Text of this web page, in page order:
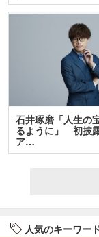
石井琢磨「人生の
るように」 初披
ア…
人気のキーワー